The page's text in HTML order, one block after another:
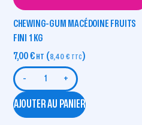
CHEWING-GUM MACÉDOINE FRUITS
FINI 1 KG
7,00€ HT (8,40 € TTC)
- +
AJOUTER AU PANIER